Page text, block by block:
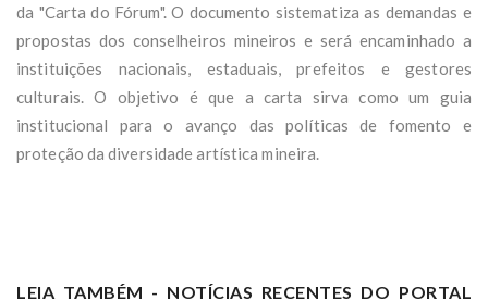
da "Carta do Fórum". O documento sistematiza as demandas e
propostas dos conselheiros mineiros e será encaminhado a
instituições nacionais, estaduais, prefeitos e gestores
culturais. O objetivo é que a carta sirva como um guia
institucional para o avanço das políticas de fomento e
proteção da diversidade artística mineira.
LEIA TAMBÉM - NOTÍCIAS RECENTES DO PORTAL